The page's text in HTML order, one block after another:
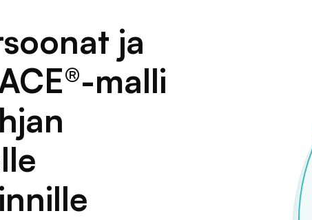
ja
malli